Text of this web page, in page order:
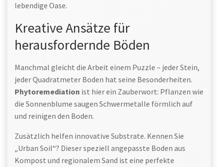
lebendige Oase.
Kreative Ansätze für
herausfordernde Böden
Manchmal gleicht die Arbeit einem Puzzle – jeder Stein,
jeder Quadratmeter Boden hat seine Besonderheiten.
Phytoremediation ist hier ein Zauberwort: Pflanzen wie
die Sonnenblume saugen Schwermetalle förmlich auf
und reinigen den Boden.
Zusätzlich helfen innovative Substrate. Kennen Sie
„Urban Soil“? Dieser speziell angepasste Boden aus
Kompost und regionalem Sand ist eine perfekte